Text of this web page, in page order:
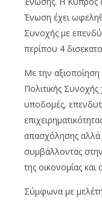
Ένωση έχει
Συνοχής με
περίπου 4
Με την
Πολιτικής
υποδομές,
απασχόλησης αλλά
συμβάλλοντας
της οικονομίας και
Σύμφωνα με